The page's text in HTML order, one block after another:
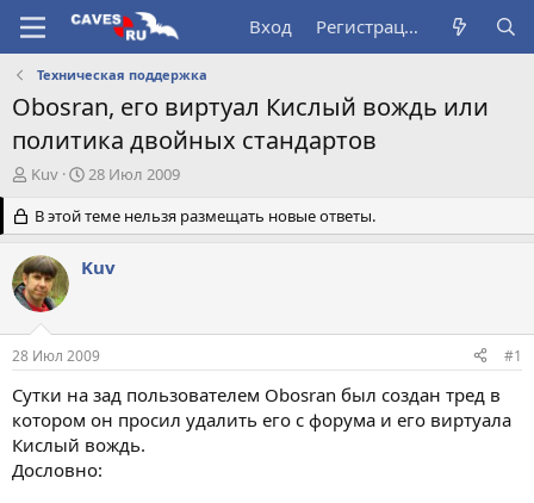
Вход Регистрация
Техническая поддержка
Obosran, его виртуал Кислый вождь или
политика двойных стандартов
А
т
о
р
т
е
м
Kuv
Д
т
а
н
а
а
28 Июл 2009
В этой теме нельзя размещать новые ответы.
Kuv
28 Июл 2009 #1
Сутки на зад пользователем Obosran был создан тред в
котором он просил удалить его с форума и его виртуала
Кислый вождь.
Дословно: